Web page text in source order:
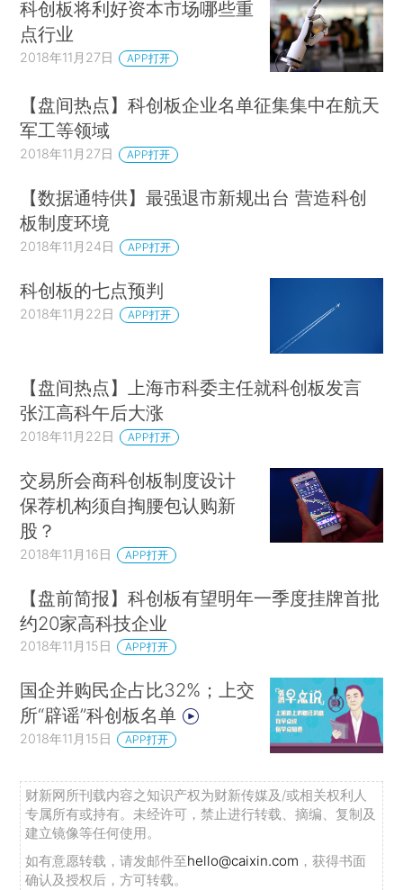
科创板将利好资本市场哪些重
点行业
2018年11月27日 APP打开
【盘间热点】科创板企业名单征集集中在航天
军工等领域
2018年11月27日 APP打开
【数据通特供】最强退市新规出台 营造科创
板制度环境
2018年11月24日 APP打开
科创板的七点预判
2018年11月22日 APP打开
【盘间热点】上海市科委主任就科创板发言
张江高科午后大涨
2018年11月22日 APP打开
交易所会商科创板制度设计
保荐机构须自掏腰包认购新
股？
2018年11月16日 APP打开
【盘前简报】科创板有望明年一季度挂牌首批
约20家高科技企业
2018年11月15日 APP打开
国企并购民企占比32%；上交
所“辟谣”科创板名单
2018年11月15日 APP打开
财新网所刊载内容之知识产权为财新传媒及/或相关权利人
专属所有或持有。未经许可，禁止进行转载、摘编、复制及
建立镜像等任何使用。
如有意愿转载，请发邮件至hello@caixin.com ，获得书面
确认及授权后，方可转载。